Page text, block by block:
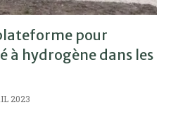
pour
à hydrogène dans les
2023